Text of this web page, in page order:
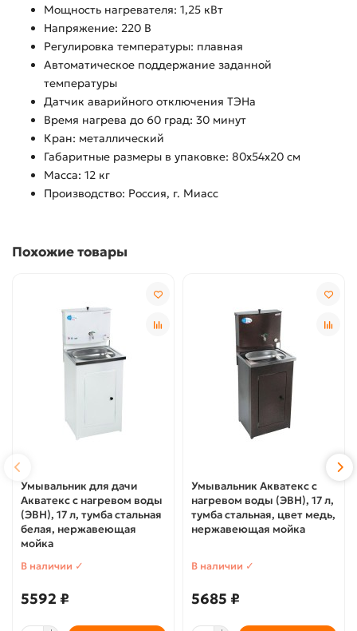
Мощность нагревателя: 1,25 кВт
Напряжение: 220 В
Регулировка температуры: плавная
Автоматическое поддержание заданной
температуры
Датчик аварийного отключения ТЭНа
Время нагрева до 60 град: 30 минут
Кран: металлический
Габаритные размеры в упаковке: 80х54х20 см
Масса: 12 кг
Производство: Россия, г. Миасс
Похожие товары
Умывальник для дачи
Акватекс с нагревом воды
(ЭВН), 17 л, тумба стальная
белая, нержавеющая
мойка
В наличии ✓
5592 ₽
Умывальник Акватекс с
нагревом воды (ЭВН), 17 л,
тумба стальная, цвет медь,
нержавеющая мойка
В наличии ✓
5685 ₽